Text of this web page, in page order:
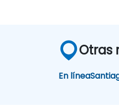
Otras
En línea